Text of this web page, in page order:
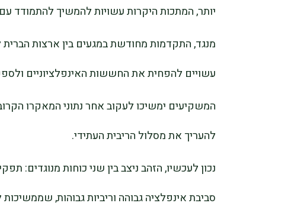
יותר, המתכות היקרות עשויות להמשיך להתמודד
מנגד, התקדמות מחודשת במגעים בין ארצות הברית
עשויים להפחית את החששות האינפלציוניים
המשקיעים ימשיכו לעקוב אחר נתוני המאקרו
להעריך את מסלול הריבית העתידי.
נכון לעכשיו, הזהב ניצב בין שני כוחות מנוגדים:
סביבת אינפלציה גבוהה וריביות גבוהות,